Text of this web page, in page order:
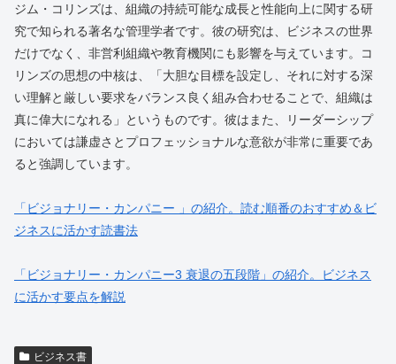
ジム・コリンズは、組織の持続可能な成長と性能向上に関する研
究で知られる著名な管理学者です。彼の研究は、ビジネスの世界
だけでなく、非営利組織や教育機関にも影響を与えています。コ
リンズの思想の中核は、「大胆な目標を設定し、それに対する深
い理解と厳しい要求をバランス良く組み合わせることで、組織は
真に偉大になれる」というものです。彼はまた、リーダーシップ
においては謙虚さとプロフェッショナルな意欲が非常に重要であ
ると強調しています。
「ビジョナリー・カンパニー 」の紹介。読む順番のおすすめ＆ビ
ジネスに活かす読書法
「ビジョナリー・カンパニー3 衰退の五段階」の紹介。ビジネス
に活かす要点を解説
ビジネス書